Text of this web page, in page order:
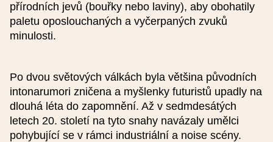
přírodních jevů (bouřky nebo laviny), aby obohatily
paletu oposlouchaných a vyčerpaných zvuků
minulosti.
Po dvou světových válkách byla většina původních
intonarumori zničena a myšlenky futuristů upadly na
dlouhá léta do zapomnění. Až v sedmdesátých
letech 20. století na tyto snahy navázaly umělci
pohybující se v rámci industriální a noise scény.
Název pořadatele
V případě, že v seznamu nejste uvedeni, vyberte "Jiný" a vyplňte
pole "Název pořadatele (jiný)".
Název pořadatele (jiný)
Ulice